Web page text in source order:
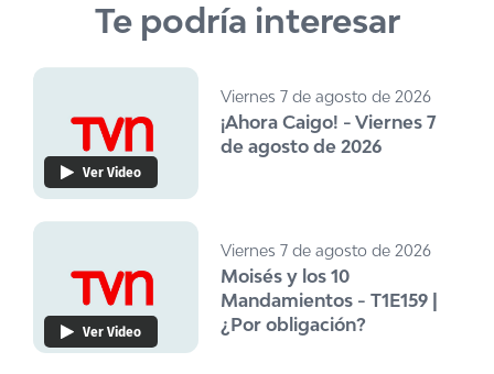
Te podría interesar
Ver Video
Viernes 7 de agosto de 2026
¡Ahora Caigo! - Viernes 7
de agosto de 2026
Ver Video
Viernes 7 de agosto de 2026
Moisés y los 10
Mandamientos - T1E159 |
¿Por obligación?